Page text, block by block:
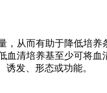
，从而有助于降低培养
血清培养基至少可将血
诱发、形态或功能。